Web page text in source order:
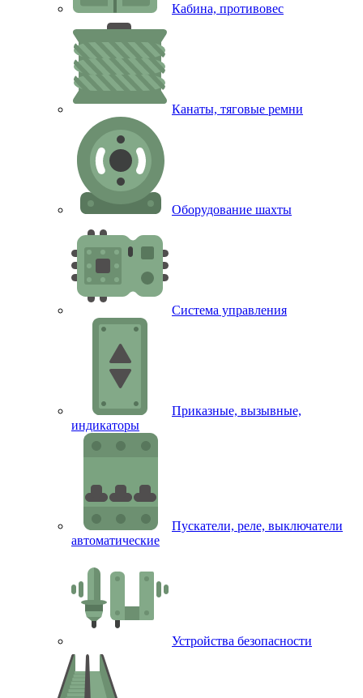
Кабина, противовес
Канаты, тяговые ремни
Оборудование шахты
Система управления
Приказные, вызывные,
индикаторы
Пускатели, реле, выключатели
автоматические
Устройства безопасности